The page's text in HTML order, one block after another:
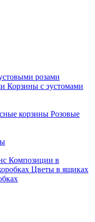
розами
Корзины с эустомами
корзины Розовые
Композиции в
Цветы в ящиках